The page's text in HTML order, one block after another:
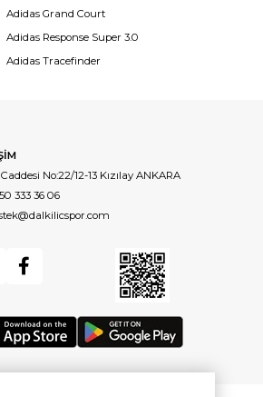
Adidas Grand Court
Adidas Response Super 3.0
Adidas Tracefinder
No:22/12-13 Kızılay ANKARA
333 36 06